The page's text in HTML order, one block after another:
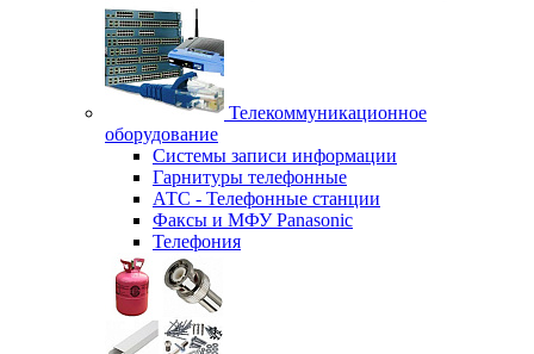
Телекоммуникационное
оборудование
Системы записи информации
Гарнитуры телефонные
АТС - Телефонные станции
Факсы и МФУ Panasonic
Телефония